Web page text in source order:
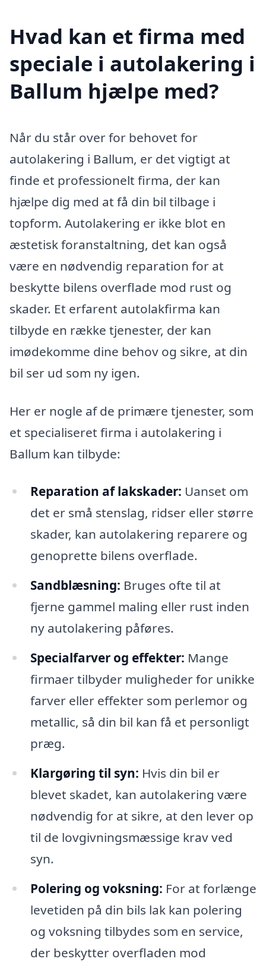
Hvad kan et firma med
speciale i autolakering i
Ballum hjælpe med?
Når du står over for behovet for
autolakering i Ballum, er det vigtigt at
finde et professionelt firma, der kan
hjælpe dig med at få din bil tilbage i
topform. Autolakering er ikke blot en
æstetisk foranstaltning, det kan også
være en nødvendig reparation for at
beskytte bilens overflade mod rust og
skader. Et erfarent autolakfirma kan
tilbyde en række tjenester, der kan
imødekomme dine behov og sikre, at din
bil ser ud som ny igen.
Her er nogle af de primære tjenester, som
et specialiseret firma i autolakering i
Ballum kan tilbyde:
Reparation af lakskader: Uanset om
det er små stenslag, ridser eller større
skader, kan autolakering reparere og
genoprette bilens overflade.
Sandblæsning: Bruges ofte til at
fjerne gammel maling eller rust inden
ny autolakering påføres.
Specialfarver og effekter: Mange
firmaer tilbyder muligheder for unikke
farver eller effekter som perlemor og
metallic, så din bil kan få et personligt
præg.
Klargøring til syn: Hvis din bil er
blevet skadet, kan autolakering være
nødvendig for at sikre, at den lever op
til de lovgivningsmæssige krav ved
syn.
Polering og voksning: For at forlænge
levetiden på din bils lak kan polering
og voksning tilbydes som en service,
der beskytter overfladen mod